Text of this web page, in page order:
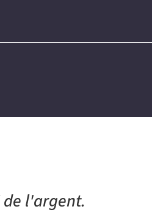
l'argent.